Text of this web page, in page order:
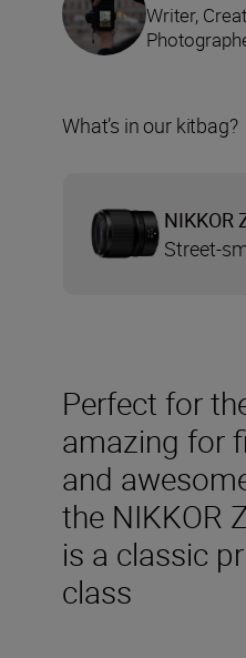
Perfect for
amazing for
and
the NIKKOR
is a classic
class
Writer,
What’s in our kitbag?
NIKKOR
Street-